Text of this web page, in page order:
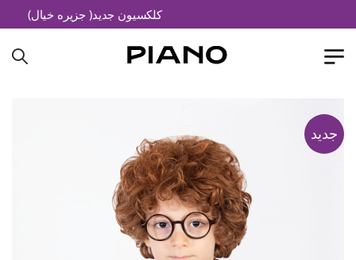
کلکسیون جدید( جزیره خیال)
جدید